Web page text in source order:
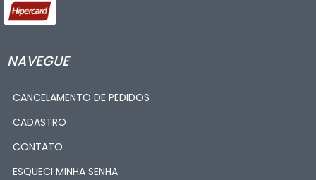
NAVEGUE
CANCELAMENTO DE PEDIDOS
CADASTRO
CONTATO
ESQUECI MINHA SENHA